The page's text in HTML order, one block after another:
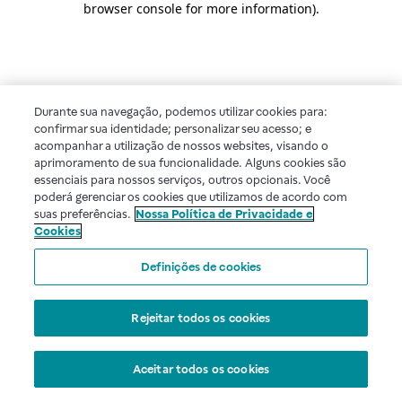
browser console for more information).
Durante sua navegação, podemos utilizar cookies para:
confirmar sua identidade; personalizar seu acesso; e
acompanhar a utilização de nossos websites, visando o
aprimoramento de sua funcionalidade. Alguns cookies são
essenciais para nossos serviços, outros opcionais. Você
poderá gerenciar os cookies que utilizamos de acordo com
suas preferências. Nossa Política de Privacidade e
Cookies
Definições de cookies
Rejeitar todos os cookies
Aceitar todos os cookies